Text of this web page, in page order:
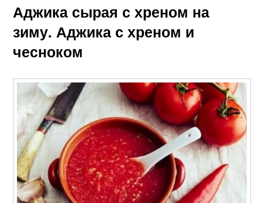
Аджика сырая с хреном на
зиму. Аджика с хреном и
чесноком